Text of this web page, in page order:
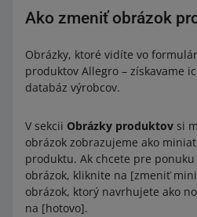
Ako zmeniť obrázok
Obrázky, ktoré vidíte vo
produktov Allegro – získavame
databáz výrobcov.
V sekcii Obrázky produktov si
obrázok zobrazujeme ako
produktu. Ak chcete pre
obrázok, kliknite na [zmeniť
obrázok, ktorý navrhujete ako
na [hotovo].